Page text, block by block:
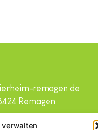
verwaltenvorbehalten.
remagen.de
Remagen